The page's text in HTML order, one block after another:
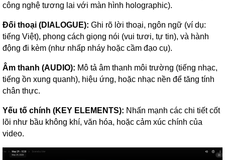
công nghệ tương lai với màn hình holographic).
Đối thoại (DIALOGUE): Ghi rõ lời thoại, ngôn ngữ (ví dụ:
tiếng Việt), phong cách giọng nói (vui tươi, tự tin), và hành
động đi kèm (như nhấp nháy hoặc cầm đạo cụ).
Âm thanh (AUDIO): Mô tả âm thanh môi trường (tiếng nhạc,
tiếng ồn xung quanh), hiệu ứng, hoặc nhạc nền để tăng tính
chân thực.
Yếu tố chính (KEY ELEMENTS): Nhấn mạnh các chi tiết cốt
lõi như bầu không khí, văn hóa, hoặc cảm xúc chính của
video.